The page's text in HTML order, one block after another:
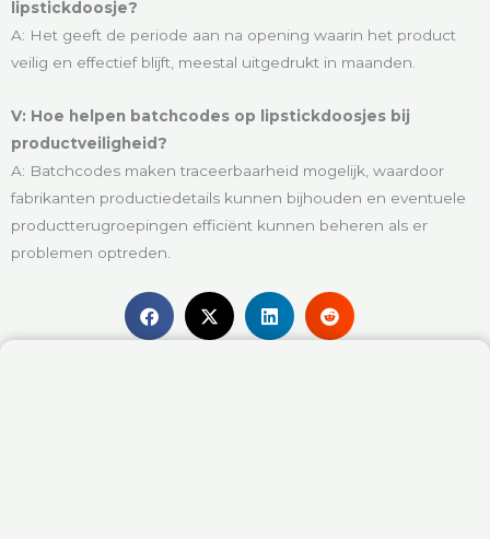
lipstickdoosje?
A: Het geeft de periode aan na opening waarin het product
veilig en effectief blijft, meestal uitgedrukt in maanden.
V: Hoe helpen batchcodes op lipstickdoosjes bij
productveiligheid?
A: Batchcodes maken traceerbaarheid mogelijk, waardoor
fabrikanten productiedetails kunnen bijhouden en eventuele
productterugroepingen efficiënt kunnen beheren als er
problemen optreden.